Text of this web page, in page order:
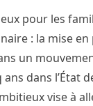
pour les
: la mise
un
dans l’État
vise à